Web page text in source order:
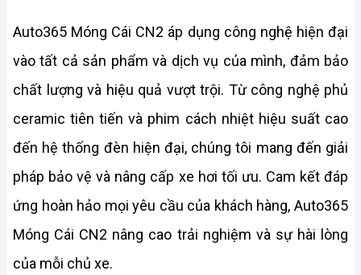
Auto365 Móng Cái CN2 áp dụng công nghệ hiện đại
vào tất cả sản phẩm và dịch vụ của mình, đảm bảo
chất lượng và hiệu quả vượt trội. Từ công nghệ phủ
ceramic tiên tiến và phim cách nhiệt hiệu suất cao
đến hệ thống đèn hiện đại, chúng tôi mang đến giải
pháp bảo vệ và nâng cấp xe hơi tối ưu. Cam kết đáp
ứng hoàn hảo mọi yêu cầu của khách hàng, Auto365
Móng Cái CN2 nâng cao trải nghiệm và sự hài lòng
của mỗi chủ xe.